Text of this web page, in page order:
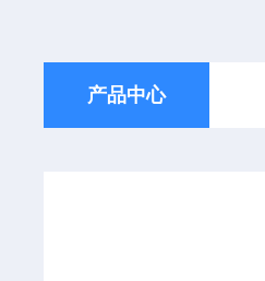
产品中心